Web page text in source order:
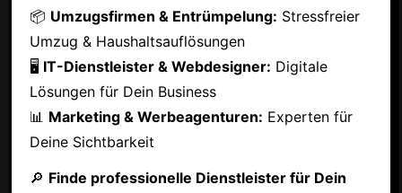
📦 Umzugsfirmen & Entrümpelung: Stressfreier
Umzug & Haushaltsauflösungen
🖥 IT-Dienstleister & Webdesigner: Digitale
Lösungen für Dein Business
📊 Marketing & Werbeagenturen: Experten für
Deine Sichtbarkeit
🔎 Finde professionelle Dienstleister für Dein